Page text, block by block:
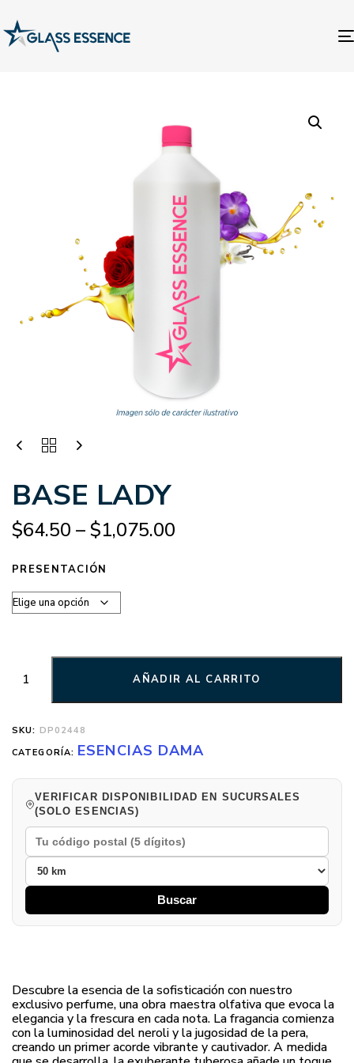
BASE LADY
$64.50 –$1,075.00
PRESENTACIÓN
AÑADIR AL CARRITO
SKU: DP02448
CATEGORÍA: ESENCIAS DAMA
VERIFICAR DISPONIBILIDAD EN SUCURSALES
(SOLO ESENCIAS)
Buscar
Descubre la esencia de la sofisticación con nuestro
exclusivo perfume, una obra maestra olfativa que evoca la
elegancia y la frescura en cada nota. La fragancia comienza
con la luminosidad del neroli y la jugosidad de la pera,
creando un primer acorde vibrante y cautivador. A medida